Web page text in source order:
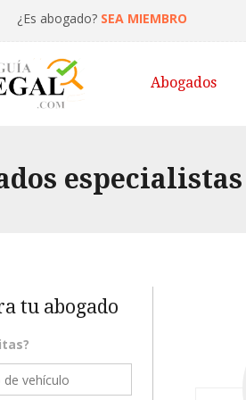
¿Es abogado? SEA MIEMBRO
Abogados
tu abogado